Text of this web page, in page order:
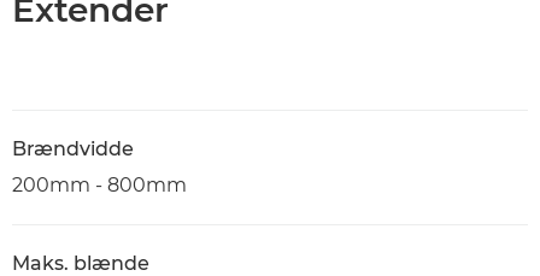
Extender
Brændvidde
200mm - 800mm
Maks. blænde